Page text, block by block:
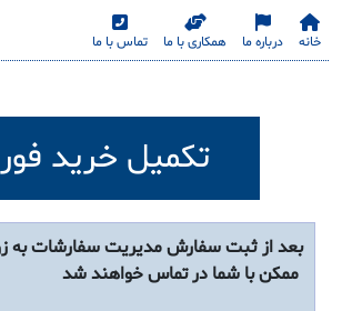
خانه درباره ما همکاری با ما تماس با ما
تکمیل خرید
بعد از ثبت سفارش مدیریت سفارشات به
ممکن با شما در تماس خواهند شد